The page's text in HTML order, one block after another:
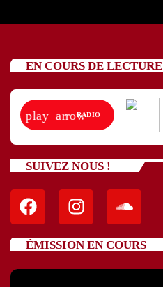
EN COURS DE LECTURE
play_arrowRADIO
SUIVEZ NOUS !
ÉMISSION EN COURS